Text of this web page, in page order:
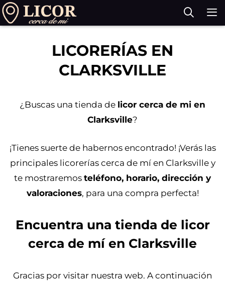
Saltar
al
LICORERÍAS EN
CLARKSVILLE
¿Buscas una tienda de licor cerca de mi en
Clarksville?
¡Tienes suerte de habernos encontrado! ¡Verás las
principales licorerías cerca de mí en Clarksville y
te mostraremos teléfono, horario, dirección y
valoraciones, para una compra perfecta!
Encuentra una tienda de licor
cerca de mí en Clarksville
Gracias por visitar nuestra web. A continuación